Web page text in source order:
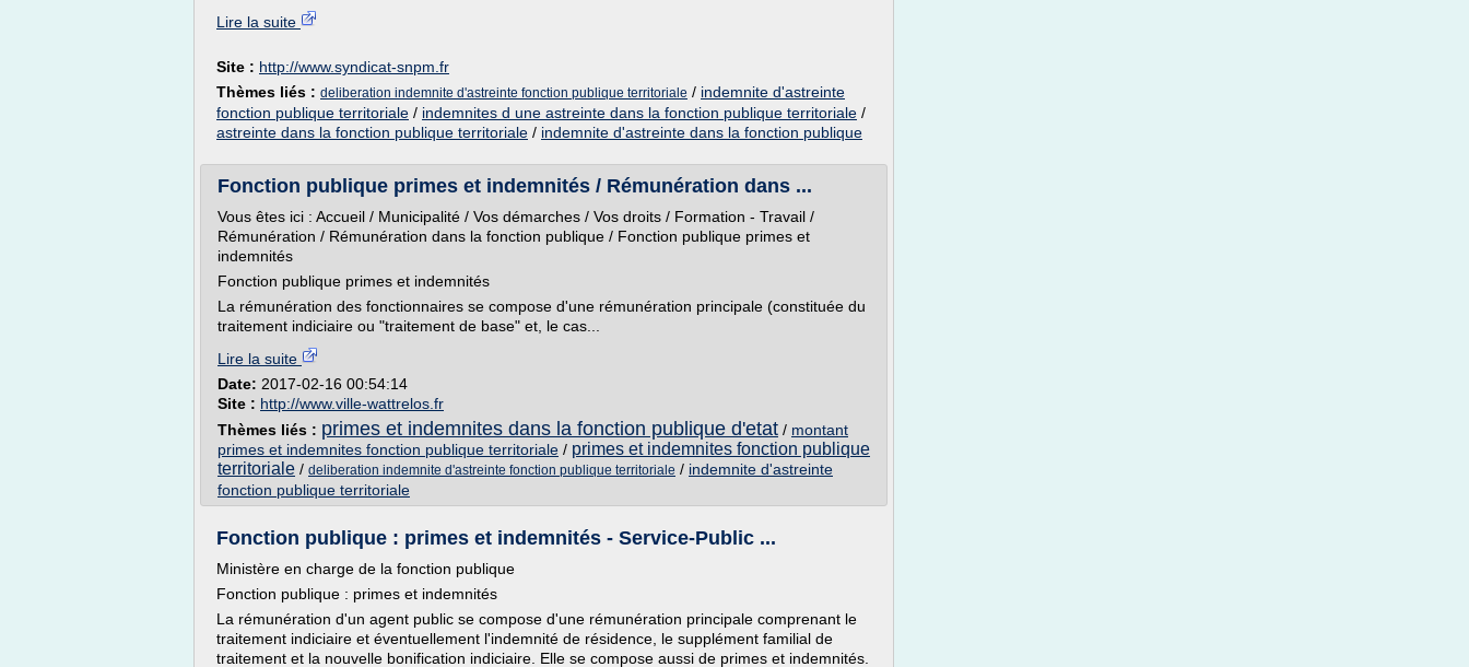
Lire la suite
Site : http://www.syndicat-snpm.fr
Thèmes liés : deliberation indemnite d'astreinte fonction publique territoriale / indemnite d'astreinte
fonction publique territoriale / indemnites d une astreinte dans la fonction publique territoriale /
astreinte dans la fonction publique territoriale / indemnite d'astreinte dans la fonction publique
Fonction publique primes et indemnités / Rémunération dans ...
Vous êtes ici : Accueil / Municipalité / Vos démarches / Vos droits / Formation - Travail /
Rémunération / Rémunération dans la fonction publique / Fonction publique primes et
indemnités
Fonction publique primes et indemnités
La rémunération des fonctionnaires se compose d'une rémunération principale (constituée du
traitement indiciaire ou "traitement de base" et, le cas...
Lire la suite
Date: 2017-02-16 00:54:14
Site : http://www.ville-wattrelos.fr
Thèmes liés : primes et indemnites dans la fonction publique d'etat / montant
primes et indemnites fonction publique territoriale / primes et indemnites fonction publique
territoriale / deliberation indemnite d'astreinte fonction publique territoriale / indemnite d'astreinte
fonction publique territoriale
Fonction publique : primes et indemnités - Service-Public ...
Ministère en charge de la fonction publique
Fonction publique : primes et indemnités
La rémunération d'un agent public se compose d'une rémunération principale comprenant le
traitement indiciaire et éventuellement l'indemnité de résidence, le supplément familial de
traitement et la nouvelle bonification indiciaire. Elle se compose aussi de primes et indemnités.